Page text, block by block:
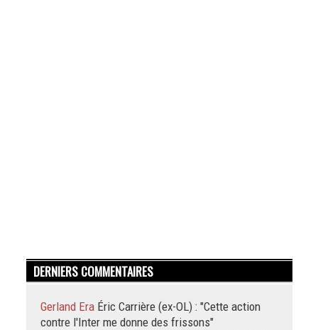
DERNIERS COMMENTAIRES
Gerland Era Éric Carrière (ex-OL) : "Cette action
contre l'Inter me donne des frissons"